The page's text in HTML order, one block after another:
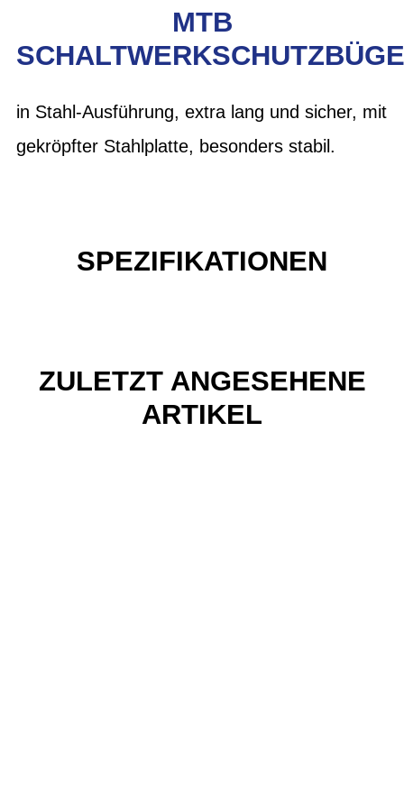
MTB
in Stahl-Ausführung, extra lang und sicher, mit
gekröpfter Stahlplatte, besonders stabil.
SPEZIFIKATIONEN
ZULETZT ANGESEHENE
ARTIKEL